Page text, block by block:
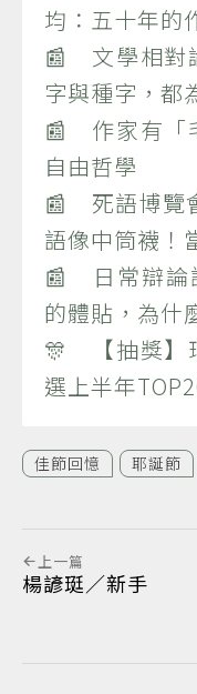
均：五十年的
📰 文學相對
字與種字，都
📰 作家有「
自由哲學
📰 死語博覽
語像中筒襪！
📰 日常辯論
的體貼，為什
🎊 【抽獎】
選上半年
佳節回憶 耶誕節
上一篇
楊諺珽／新手